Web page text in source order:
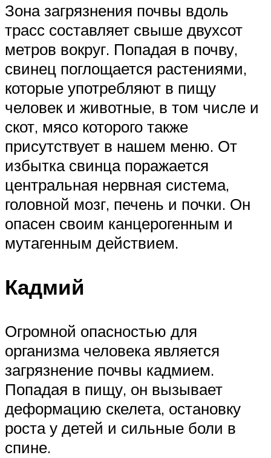
Зона загрязнения почвы вдоль
трасс составляет свыше двухсот
метров вокруг. Попадая в почву,
свинец поглощается растениями,
которые употребляют в пищу
человек и животные, в том числе и
скот, мясо которого также
присутствует в нашем меню. От
избытка свинца поражается
центральная нервная система,
головной мозг, печень и почки. Он
опасен своим канцерогенным и
мутагенным действием.
Кадмий
Огромной опасностью для
организма человека является
загрязнение почвы кадмием.
Попадая в пищу, он вызывает
деформацию скелета, остановку
роста у детей и сильные боли в
спине.